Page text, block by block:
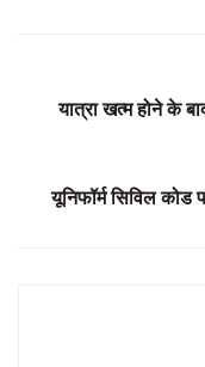
यात्रा खत्म होने के
यूनिफॉर्म सिविल